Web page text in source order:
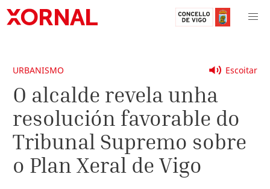
Escoitar
URBANISMO
O alcalde revela unha
resolución favorable do
Tribunal Supremo sobre
o Plan Xeral de Vigo